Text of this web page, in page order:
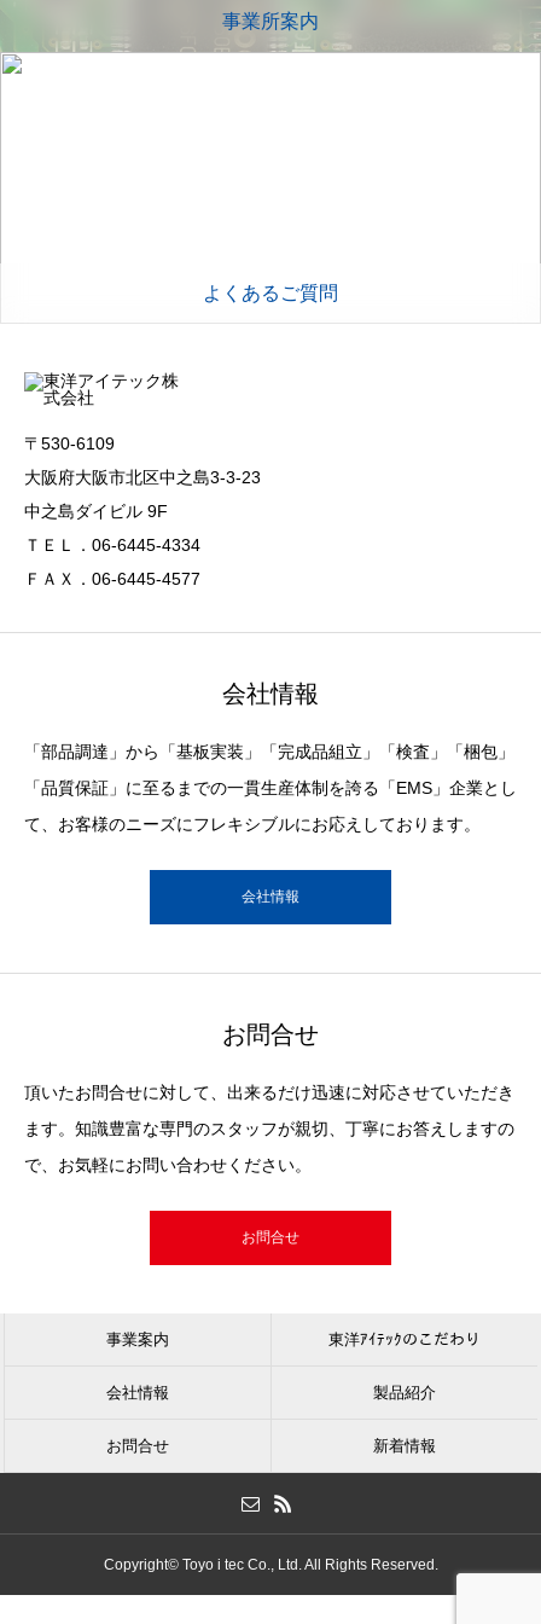
事業所案内
よくあるご質問
〒530-6109
大阪府大阪市北区中之島3-3-23
中之島ダイビル 9F
ＴＥＬ．06-6445-4334
ＦＡＸ．06-6445-4577
会社情報
「部品調達」から「基板実装」「完成品組立」「検査」「梱包」
「品質保証」に至るまでの一貫生産体制を誇る「EMS」企業とし
て、お客様のニーズにフレキシブルにお応えしております。
会社情報
お問合せ
頂いたお問合せに対して、出来るだけ迅速に対応させていただき
ます。知識豊富な専門のスタッフが親切、丁寧にお答えしますの
で、お気軽にお問い合わせください。
お問合せ
事業案内 東洋ｱｲﾃｯｸのこだわり
会社情報 製品紹介
お問合せ 新着情報
Copyright© Toyo i tec Co., Ltd. All Rights Reserved.